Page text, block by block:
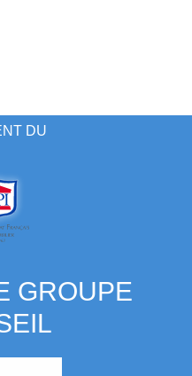
DU
GROUPE